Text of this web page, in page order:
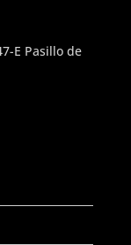
E Pasillo de